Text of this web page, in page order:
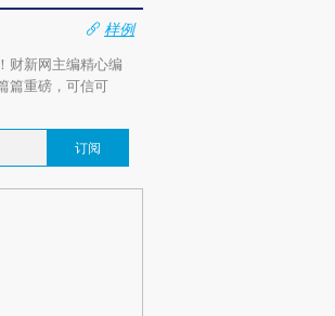
样例
财新网主编精心编
篇重磅，可信可
订阅